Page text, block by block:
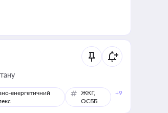
енергетичний
ЖКГ,
ОСББ
+9